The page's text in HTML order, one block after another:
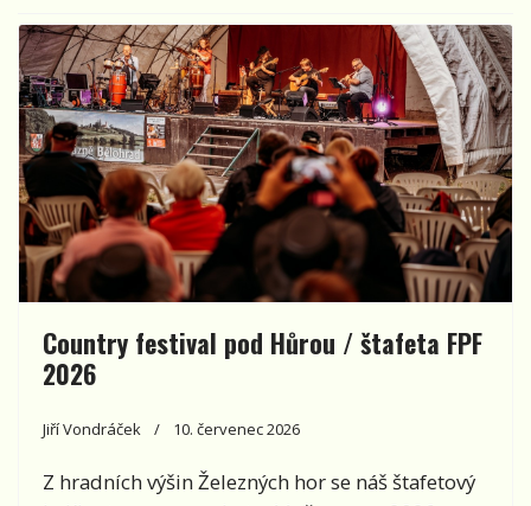
Country festival pod Hůrou / štafeta FPF
2026
Jiří Vondráček 10. červenec 2026
Z hradních výšin Železných hor se náš štafetový